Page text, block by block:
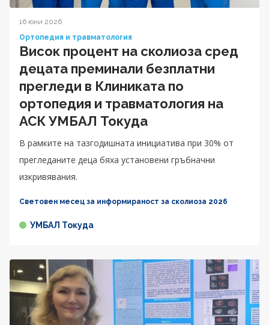
16 юни 2026
Ортопедия и травматология
Висок процент на сколиоза сред
децата преминали безплатни
прегледи в Клиниката по
ортопедия и травматология на
АСК УМБАЛ Токуда
В рамките на тазгодишната инициатива при 30% от
прегледаните деца бяха установени гръбначни
изкривявания.
Световен месец за информираност за сколиоза 2026
УМБАЛ Токуда